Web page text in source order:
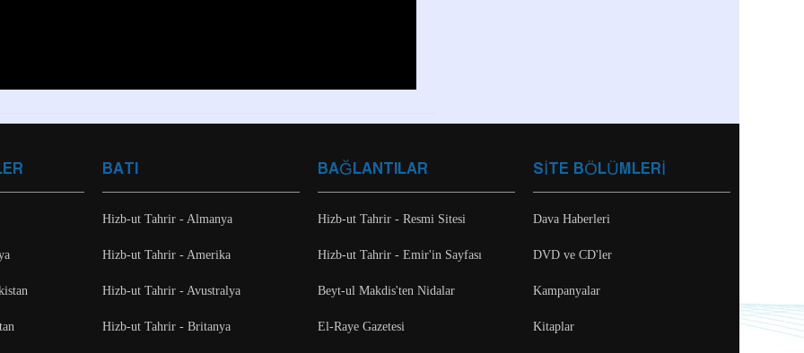
SİTE BÖLÜMLERİ
Dava Haberleri
DVD ve CD'ler
Kampanyalar
Kitaplar
BAĞLANTILAR
Hizb-ut Tahrir - Resmi Sitesi
Hizb-ut Tahrir - Emir'in Sayfası
Beyt-ul Makdis'ten Nidalar
El-Raye Gazetesi
BATI
Hizb-ut Tahrir - Almanya
Hizb-ut Tahrir - Amerika
Hizb-ut Tahrir - Avustralya
Hizb-ut Tahrir - Britanya